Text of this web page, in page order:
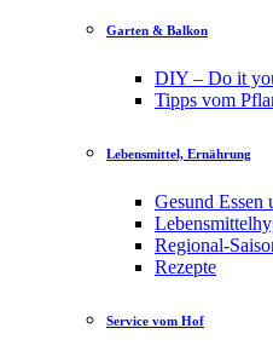
Garten & Balkon
DIY – Do it
Tipps vom
Lebensmittel, Ernährung
Gesund Essen
Regional-
Rezepte
Service vom Hof